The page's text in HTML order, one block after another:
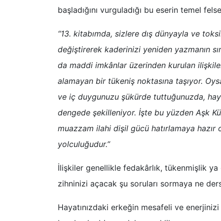
başladığını vurguladığı bu eserin temel
“13. kitabımda, sizlere dış dünyayla ve
değiştirerek kaderinizi yeniden yazmanın
da maddi imkânlar üzerinden kurulan
alamayan bir tükeniş noktasına taşıyor.
ve iç duygunuzu şükürde tuttuğunuzda,
dengede şekilleniyor. İşte bu yüzden Aşk
muazzam ilahi dişil gücü hatırlamaya hazır
yolculuğudur.”
İlişkiler genellikle fedakârlık, tükenmişlik ya
zihninizi açacak şu soruları sormaya ne
Hayatınızdaki erkeğin mesafeli ve